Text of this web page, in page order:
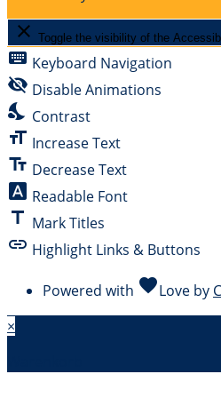
close Toggle the visibility of the
keyboard Keyboard Navigation
visibility_off Disable Animations
nights_stay Contrast
format_size Increase Text
text_fields Decrease Text
font_download Readable Font
title Mark Titles
link Highlight Links & Buttons
Powered with favoriteLove by
×